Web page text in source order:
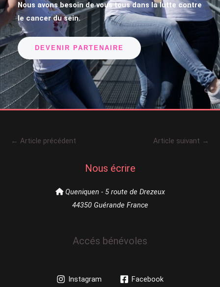
Nous avons besoin de vous tous dans la lutte contre
le cancer du sein.
DEVENIR PARTENAIRE
← Article précédent Article suivant →
Nous écrire
Queniquen - 5 route de Drezeux
44350 Guérande France
Accés bénévoles
Instagram Facebook